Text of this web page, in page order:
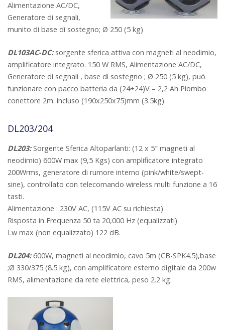
Alimentazione AC/DC,
Generatore di segnali,
munito di base di sostegno; Ø 250 (5 kg)
DL103AC-DC:sorgente sferica attiva con magneti al neodimio,
amplificatore integrato. 150 W RMS, Alimentazione AC/DC,
Generatore di segnali , base di sostegno ; Ø 250 (5 kg), può
funzionare con pacco batteria da (24+24)V – 2,2 Ah Piombo
conettore 2m. incluso (190x250x75)mm (3.5kg).
DL203/204
DL203:Sorgente Sferica Altoparlanti: (12 x 5″ magneti al
neodimio) 600W max (9,5 Kgs) con amplificatore integrato
200Wrms, generatore di rumore interno (pink/white/swept-
sine), controllato con telecomando wireless multi funzione a 16
tasti.
Alimentazione : 230V AC, (115V AC su richiesta)
Risposta in Frequenza 50 ta 20,000 Hz (equalizzati)
Lw max (non equalizzato) 122 dB.
DL204:600W, magneti al neodimio, cavo 5m (CB-SPK4.5),base
;Ø 330/375 (8.5 kg), con amplificatore esterno digitale da 200w
RMS, alimentazione da rete elettrica, peso 2.2 kg.